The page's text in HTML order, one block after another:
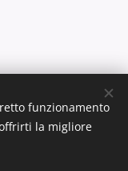
Architetto -
funzionamento
la migliore